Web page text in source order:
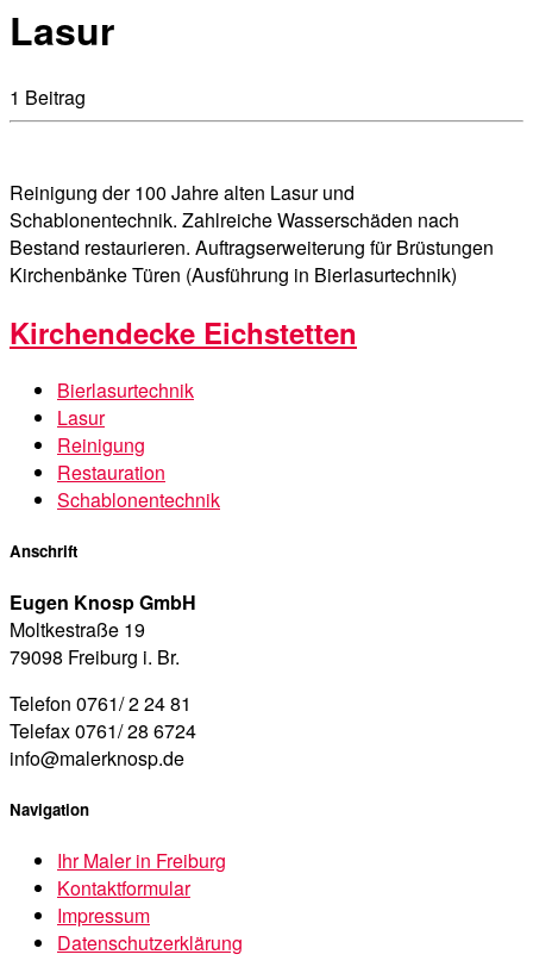
Lasur
1 Beitrag
Reinigung der 100 Jahre alten Lasur und
Schablonentechnik. Zahlreiche Wasserschäden nach
Bestand restaurieren. Auftragserweiterung für Brüstungen
Kirchenbänke Türen (Ausführung in Bierlasurtechnik)
Kirchendecke Eichstetten
Bierlasurtechnik
Lasur
Reinigung
Restauration
Schablonentechnik
Anschrift
Eugen Knosp GmbH
Moltkestraße 19
79098 Freiburg i. Br.
Telefon 0761/ 2 24 81
Telefax 0761/ 28 6724
info@malerknosp.de
Navigation
Ihr Maler in Freiburg
Kontaktformular
Impressum
Datenschutzerklärung